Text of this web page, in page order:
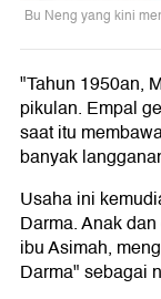
Bu Neng yang kini
"Tahun 1950an,
pikulan. Empal
saat itu
banyak
Usaha ini
Darma. Anak
ibu Asimah,
Darma" sebagai